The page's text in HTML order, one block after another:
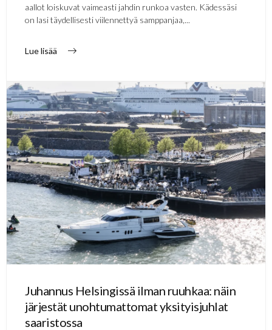
aallot loiskuvat vaimeasti jahdin runkoa vasten. Kädessäsi
on lasi täydellisesti viilennettyä samppanjaa,...
Lue lisää
Juhannus Helsingissä ilman ruuhkaa: näin
järjestät unohtumattomat yksityisjuhlat
saaristossa